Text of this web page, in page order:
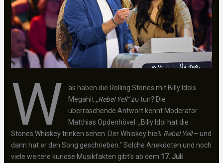
W
as haben die Rolling Stones mit Billy Idols
Megahit „Rebel Yell“zu tun? Die
überraschende Antwort kennt Moderator
Matthias Opdenhövel: „Billy Idol hat die
Stones Whiskey trinken sehen. Der Whiskey hieß Rebel Yell– und
dann hat er den Song geschrieben.“ Solche Anekdoten und noch
viele weitere kuriose Musikfakten gibt’s ab dem 17. Juli